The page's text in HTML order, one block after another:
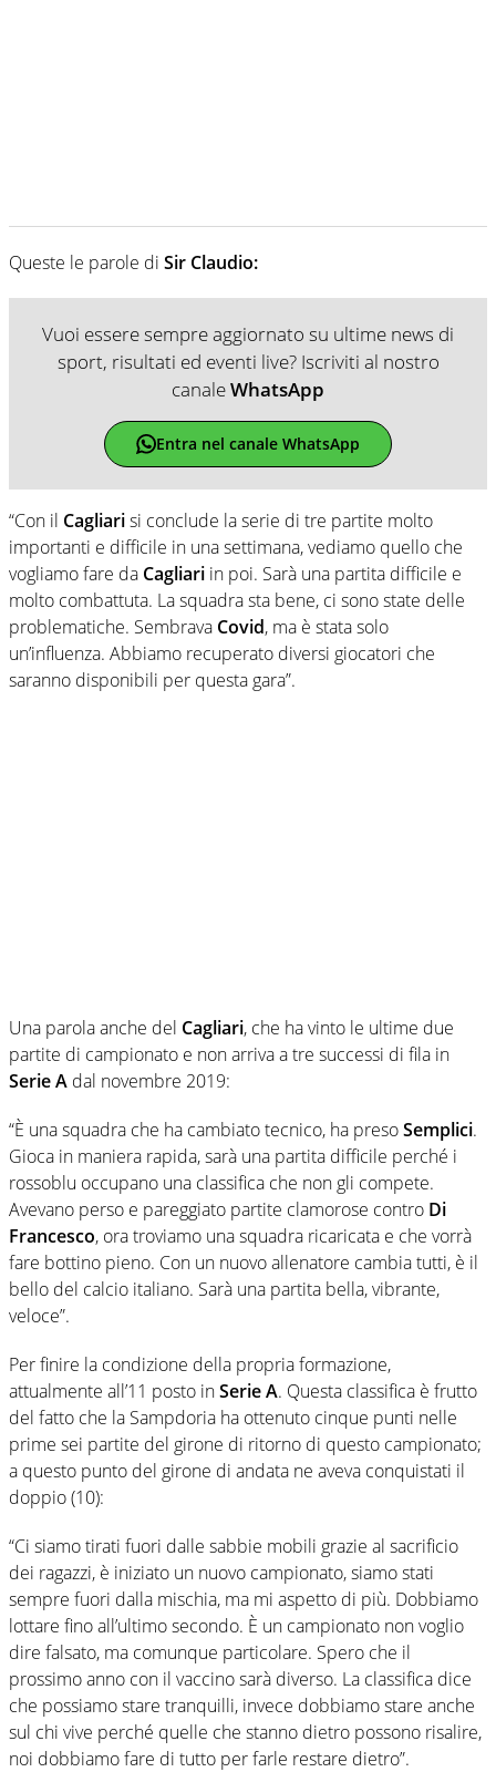
Queste le parole di Sir Claudio:
Vuoi essere sempre aggiornato su ultime news di
sport, risultati ed eventi live? Iscriviti al nostro
canaleWhatsApp
Entra nel canale WhatsApp
“Con il Cagliarisi conclude la serie di tre partite molto
importanti e difficile in una settimana, vediamo quello che
vogliamo fare da Cagliari in poi. Sarà una partita difficile e
molto combattuta. La squadra sta bene, ci sono state delle
problematiche. Sembrava Covid, ma è stata solo
un’influenza. Abbiamo recuperato diversi giocatori che
saranno disponibili per questa gara”.
Una parola anche del Cagliari, che ha vinto le ultime due
partite di campionato e non arriva a tre successi di fila in
Serie A dal novembre 2019:
“È una squadra che ha cambiato tecnico, ha presoSemplici.
Gioca in maniera rapida, sarà una partita difficile perché i
rossoblu occupano una classifica che non gli compete.
Avevano perso e pareggiato partite clamorose contro Di
Francesco, ora troviamo una squadra ricaricata e che vorrà
fare bottino pieno. Con un nuovo allenatore cambia tutti, è il
bello del calcio italiano. Sarà una partita bella, vibrante,
veloce”.
Per finire la condizione della propria formazione,
attualmente all’11 posto inSerie A. Questa classifica è frutto
del fatto che la Sampdoria ha ottenuto cinque punti nelle
prime sei partite del girone di ritorno di questo campionato;
a questo punto del girone di andata ne aveva conquistati il
doppio (10):
“Ci siamo tirati fuori dalle sabbie mobili grazie al sacrificio
dei ragazzi, è iniziato un nuovo campionato, siamo stati
sempre fuori dalla mischia, ma mi aspetto di più. Dobbiamo
lottare fino all’ultimo secondo. È un campionato non voglio
dire falsato, ma comunque particolare. Spero che il
prossimo anno con il vaccino sarà diverso. La classifica dice
che possiamo stare tranquilli, invece dobbiamo stare anche
sul chi vive perché quelle che stanno dietro possono risalire,
noi dobbiamo fare di tutto per farle restare dietro”.